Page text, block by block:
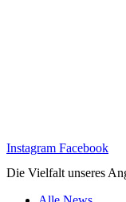
Instagram Facebook
Die Vielfalt unseres